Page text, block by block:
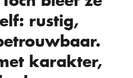
rustig,
karakter,